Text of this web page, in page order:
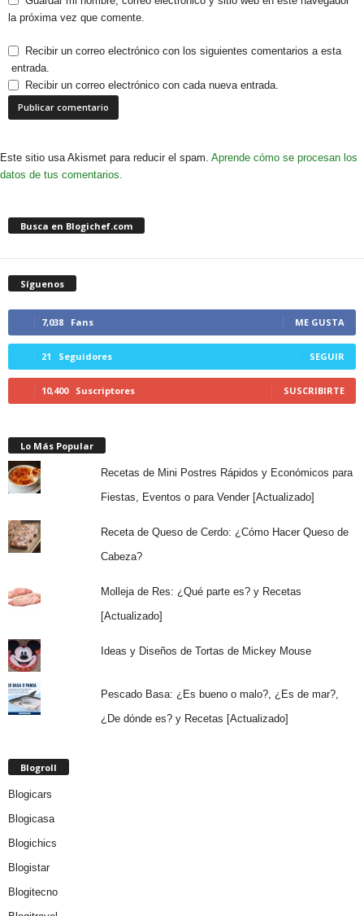
la próxima vez que comente.
Recibir un correo electrónico con los siguientes comentarios a esta
entrada.
Recibir un correo electrónico con cada nueva entrada.
Este sitio usa Akismet para reducir el spam. Aprende cómo se procesan los
datos de tus comentarios.
Busca en Blogichef.com
Síguenos
7,038 Fans ME GUSTA
21 Seguidores SEGUIR
10,400 Suscriptores SUSCRIBIRTE
Lo Más Popular
Recetas de Mini Postres Rápidos y Económicos para
Fiestas, Eventos o para Vender [Actualizado]
Receta de Queso de Cerdo: ¿Cómo Hacer Queso de
Cabeza?
Molleja de Res: ¿Qué parte es? y Recetas
[Actualizado]
Ideas y Diseños de Tortas de Mickey Mouse
Pescado Basa: ¿Es bueno o malo?, ¿Es de mar?,
¿De dónde es? y Recetas [Actualizado]
Blogroll
Blogicars
Blogicasa
Blogichics
Blogistar
Blogitecno